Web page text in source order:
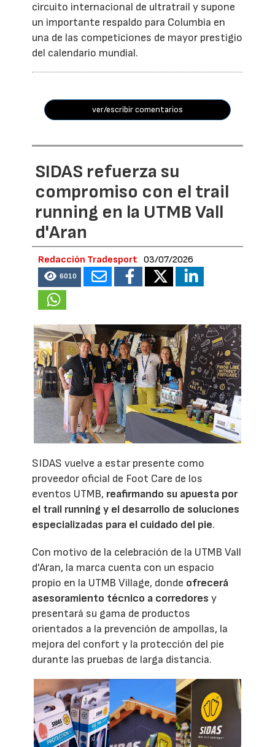
circuito internacional de ultratrail y supone
un importante respaldo para Columbia en
una de las competiciones de mayor prestigio
del calendario mundial.
ver/escribir comentarios
SIDAS refuerza su
compromiso con el trail
running en la UTMB Vall
d'Aran
Redacción Tradesport 03/07/2026
6010
SIDAS vuelve a estar presente como
proveedor oficial de Foot Care de los
eventos UTMB, reafirmando su apuesta por
el trail running y el desarrollo de soluciones
especializadas para el cuidado del pie.
Con motivo de la celebración de la UTMB Vall
d'Aran, la marca cuenta con un espacio
propio en la UTMB Village, donde ofrecerá
asesoramiento técnico a corredores y
presentará su gama de productos
orientados a la prevención de ampollas, la
mejora del confort y la protección del pie
durante las pruebas de larga distancia.